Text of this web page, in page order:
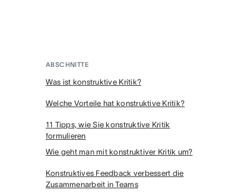
ABSCHNITTE
Was ist konstruktive Kritik?
Welche Vorteile hat konstruktive Kritik?
11 Tipps, wie Sie konstruktive Kritik
formulieren
Wie geht man mit konstruktiver Kritik um?
Konstruktives Feedback verbessert die
Zusammenarbeit in Teams